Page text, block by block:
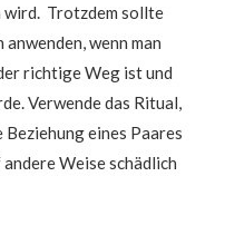
Trotzdem sollte
wenn man
richtige Weg ist und
Verwende das Ritual,
Beziehung eines Paares
Weise schädlich